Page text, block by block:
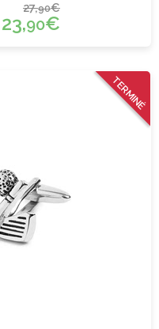
27,90€
23,90€
TERMINÉ